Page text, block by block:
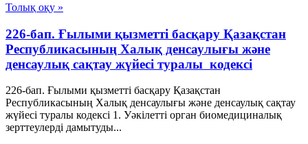
Толық оқу »
226-бап. Ғылыми қызметті басқару Қазақстан
Республикасының Халық денсаулығы және
денсаулық сақтау жүйесі туралы кодексі
226-бап. Ғылыми қызметті басқару Қазақстан
Республикасының Халық денсаулығы және денсаулық сақтау
жүйесі туралы кодексі 1. Уәкілетті орган биомедициналық
зерттеулерді дамытуды...